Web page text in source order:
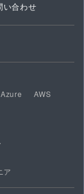
い合わせ
Azure
AWS
ア